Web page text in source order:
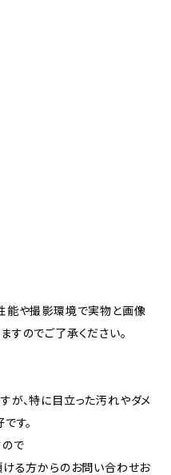
能や撮影環境で実物と画像
のでご了承ください。
が、特に目立った汚れやダメ
す。
で
ける方からのお問い合わせお